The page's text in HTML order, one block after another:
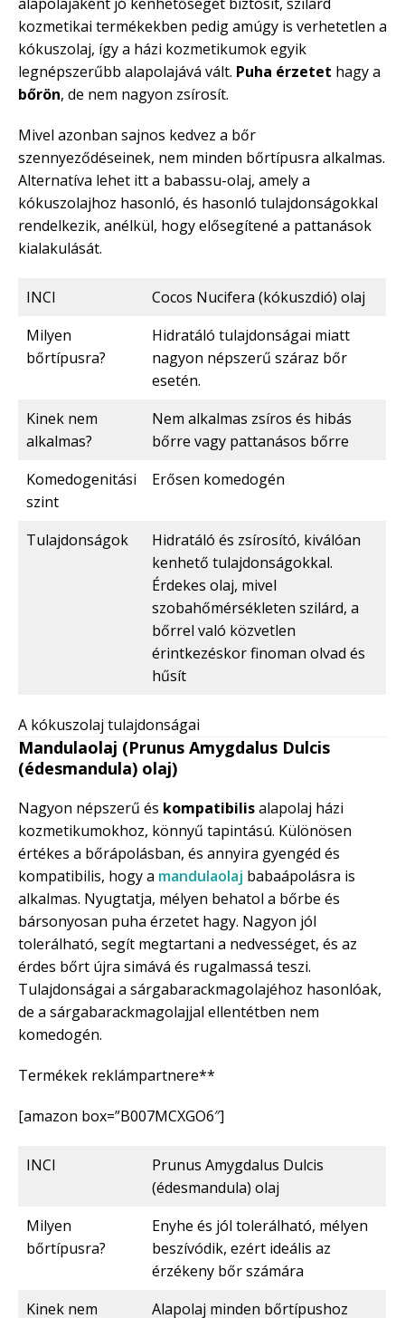
kozmetikai termékekben pedig amúgy is verhetetlen a
kókuszolaj, így a házi kozmetikumok egyik
legnépszerűbb alapolajává vált. Puha érzetet hagy a
bőrön, de nem nagyon zsírosít.
Mivel azonban sajnos kedvez a bőr
szennyeződéseinek, nem minden bőrtípusra alkalmas.
Alternatíva lehet itt a babassu-olaj, amely a
kókuszolajhoz hasonló, és hasonló tulajdonságokkal
rendelkezik, anélkül, hogy elősegítené a pattanások
kialakulását.
INCI
Cocos Nucifera (kókuszdió) olaj
Milyen
bőrtípusra?
Hidratáló tulajdonságai miatt
nagyon népszerű száraz bőr
esetén.
Kinek nem
alkalmas?
Nem alkalmas zsíros és hibás
bőrre vagy pattanásos bőrre
Komedogenitási
szint
Erősen komedogén
Tulajdonságok
Hidratáló és zsírosító, kiválóan
kenhető tulajdonságokkal.
Érdekes olaj, mivel
szobahőmérsékleten szilárd, a
bőrrel való közvetlen
érintkezéskor finoman olvad és
hűsít
A kókuszolaj tulajdonságai
Mandulaolaj (Prunus Amygdalus Dulcis
(édesmandula) olaj)
Nagyon népszerű és kompatibilisalapolaj házi
kozmetikumokhoz, könnyű tapintású. Különösen
értékes a bőrápolásban, és annyira gyengéd és
kompatibilis, hogy a mandulaolaj babaápolásra is
alkalmas. Nyugtatja, mélyen behatol a bőrbe és
bársonyosan puha érzetet hagy. Nagyon jól
tolerálható, segít megtartani a nedvességet, és az
érdes bőrt újra simává és rugalmassá teszi.
Tulajdonságai a sárgabarackmagolajéhoz hasonlóak,
de a sárgabarackmagolajjal ellentétben nem
komedogén.
Termékek reklámpartnere**
[amazon box=”B007MCXGO6″]
INCI
Prunus Amygdalus Dulcis
(édesmandula) olaj
Milyen
bőrtípusra?
Enyhe és jól tolerálható, mélyen
beszívódik, ezért ideális az
érzékeny bőr számára
Kinek nem
Alapolaj minden bőrtípushoz